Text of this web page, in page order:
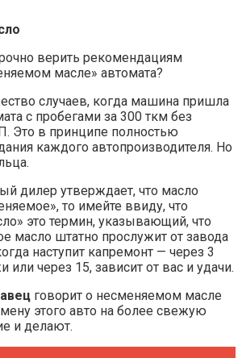
верить рекомендациям
масле» автомата?
случаев, когда машина пришла
с пробегами за 300 ткм без
Это в принципе полностью
каждого автопроизводителя. Но
дилер утверждает, что масло
то имейте ввиду, что
это термин, указывающий, что
масло штатно прослужит от завода
наступит капремонт — через 3
или через 15, зависит от вас и удачи.
говорит о несменяемом масле
этого авто на более свежую
и делают.